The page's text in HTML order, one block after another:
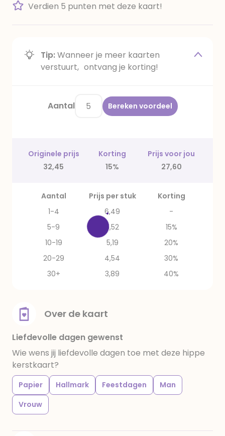
Verdien 5 punten met deze kaart!
Tip:Wanneer je meer kaarten
verstuurt, ontvang je korting!
Aantal Bereken voordeel
Originele prijs Korting
Prijs voor jou
32,45
15% 27,60
Aantal Prijs per stuk
Korting
1-4
6,49
-
5-9
5,52
15%
10-19
5,19
20%
20-29
4,54
30%
30+
3,89 40%
Over de kaart
Liefdevolle dagen gewenst
Wie wens jij liefdevolle dagen toe met deze hippe
kerstkaart?
Papier Hallmark Feestdagen
Man
Vrouw